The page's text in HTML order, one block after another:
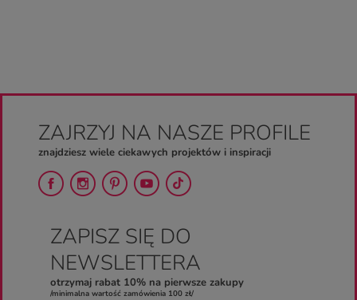
ZAJRZYJ NA NASZE PROFILE
znajdziesz wiele ciekawych projektów i inspiracji
ZAPISZ SIĘ DO
NEWSLETTERA
otrzymaj rabat 10% na pierwsze zakupy
/minimalna wartość zamówienia 100 zł/